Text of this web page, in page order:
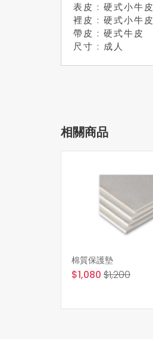
表皮 : 硬式小牛皮
裡皮 : 硬式小牛皮
帶皮 : 硬式牛皮
尺寸 : 成人
相關商品
棉質保護墊
$1,080 $1,200